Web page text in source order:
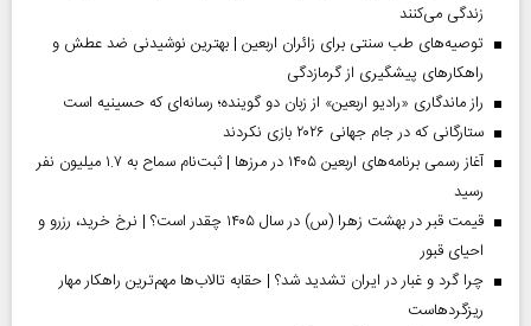
زندگی می‌کنند
توصیه‌های طب سنتی برای زائران اربعین | بهترین نوشیدنی ضد عطش و
راهکارهای پیشگیری از گرمازدگی
راز ماندگاری «رادیو اربعین» از زبان دو گوینده؛ رسانه‌ای که حسینیه است
ستارگانی که در جام جهانی ۲۰۲۶ بازی نکردند
آغاز رسمی برنامه‌های اربعین ۱۴۰۵ در مرز‌ها | ثبت‌نام سماح به ۱.۷ میلیون نفر
رسید
قیمت قبر در بهشت زهرا (س) در سال ۱۴۰۵ چقدر است؟ | نرخ خرید، رزرو و
احیای قبور
چرا گرد و غبار در ایران تشدید شد؟ | حقابه تالاب‌ها مهم‌ترین راهکار مهار
ریزگردهاست